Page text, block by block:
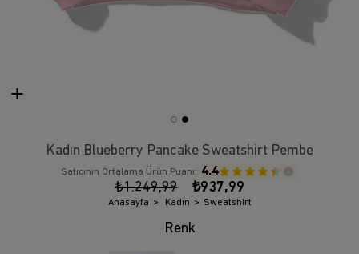
Kadın Blueberry Pancake Sweatshirt Pembe
Satıcının Ortalama Ürün Puanı: 4.4
₺1.249,99 ₺937,99
Anasayfa Kadın Sweatshirt